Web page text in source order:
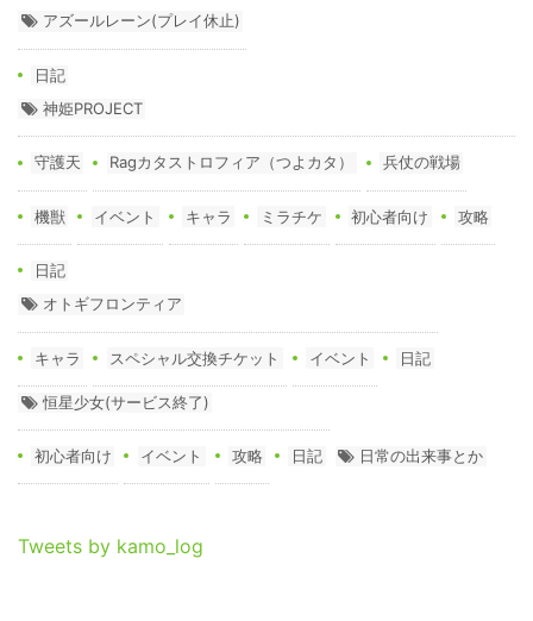
アズールレーン(プレイ休止)
日記
神姫PROJECT
守護天 Ragカタストロフィア（つよカタ） 兵仗の戦場
機獣 イベント キャラ ミラチケ 初心者向け 攻略
日記
オトギフロンティア
キャラ スペシャル交換チケット イベント 日記
恒星少女(サービス終了)
初心者向け イベント 攻略 日記 日常の出来事とか
Tweets by kamo_log